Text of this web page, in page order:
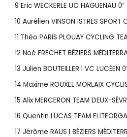
9 Eric WECKERLE UC HAGUENAU 0″
10 Aurélien VINSON ISTRES SPORT
11 Théo PARIS PLOUAY CYCLING
12 Noé FRECHET BÉZIERS
13 Julien BOUTEILLER I VC LUCÉEN
14 Maxime ROUXEL MORLAIX
15 Alix MERCERON TEAM DEUX-
16 Quentin LUCAS TEAM
17 Jérôme RAUS I BÉZIERS